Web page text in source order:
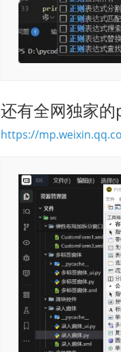
还有全网独家
https://